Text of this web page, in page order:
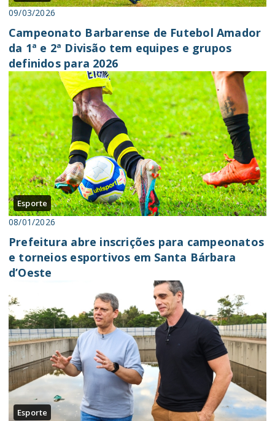
09/03/2026
Campeonato Barbarense de Futebol Amador
da 1ª e 2ª Divisão tem equipes e grupos
definidos para 2026
Esporte
08/01/2026
Prefeitura abre inscrições para campeonatos
e torneios esportivos em Santa Bárbara
d’Oeste
Esporte